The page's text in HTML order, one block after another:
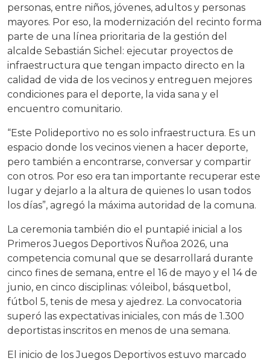
personas, entre niños, jóvenes, adultos y personas
mayores. Por eso, la modernización del recinto forma
parte de una línea prioritaria de la gestión del
alcalde Sebastián Sichel: ejecutar proyectos de
infraestructura que tengan impacto directo en la
calidad de vida de los vecinos y entreguen mejores
condiciones para el deporte, la vida sana y el
encuentro comunitario.
“Este Polideportivo no es solo infraestructura. Es un
espacio donde los vecinos vienen a hacer deporte,
pero también a encontrarse, conversar y compartir
con otros. Por eso era tan importante recuperar este
lugar y dejarlo a la altura de quienes lo usan todos
los días”, agregó la máxima autoridad de la comuna.
La ceremonia también dio el puntapié inicial a los
Primeros Juegos Deportivos Ñuñoa 2026, una
competencia comunal que se desarrollará durante
cinco fines de semana, entre el 16 de mayo y el 14 de
junio, en cinco disciplinas: vóleibol, básquetbol,
fútbol 5, tenis de mesa y ajedrez. La convocatoria
superó las expectativas iniciales, con más de 1.300
deportistas inscritos en menos de una semana.
El inicio de los Juegos Deportivos estuvo marcado